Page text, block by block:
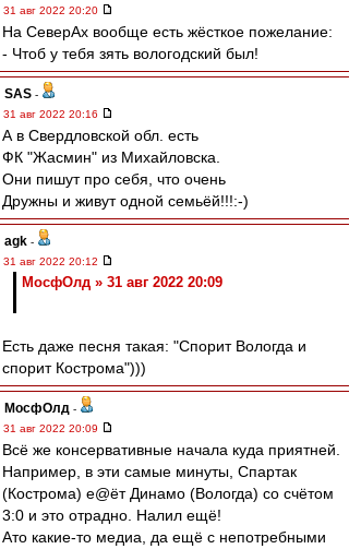
31 авг 2022 20:20
На СеверАх вообще есть жёсткое пожелание:
- Чтоб у тебя зять вологодский был!
SAS -
31 авг 2022 20:16
А в Свердловской обл. есть
ФК "Жасмин" из Михайловска.
Они пишут про себя, что очень
Дружны и живут одной семьёй!!!:-)
agk -
31 авг 2022 20:12
МосфОлд » 31 авг 2022 20:09
Есть даже песня такая: "Спорит Вологда и
спорит Кострома")))
МосфОлд -
31 авг 2022 20:09
Всё же консервативные начала куда приятней.
Например, в эти самые минуты, Спартак
(Кострома) е@ёт Динамо (Вологда) со счётом
3:0 и это отрадно. Налил ещё!
Ато какие-то медиа, да ещё с непотребными